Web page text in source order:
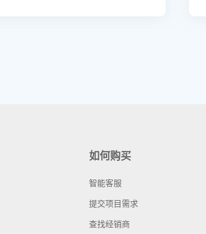
如何购买
智能客服
提交项目需求
查找经销商